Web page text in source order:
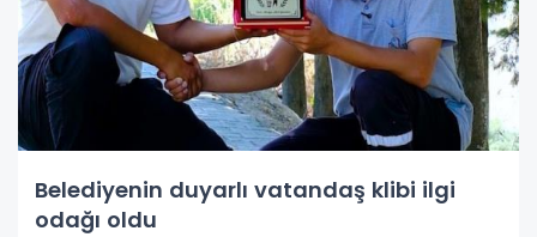
Belediyenin duyarlı vatandaş klibi ilgi
odağı oldu